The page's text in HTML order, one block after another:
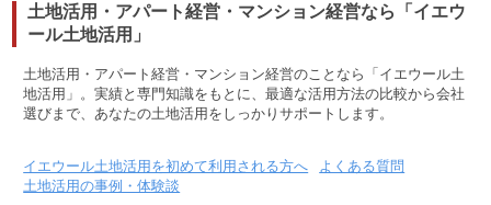
土地活用・アパート経営・マンション経営なら「イエウ
ール土地活用」
土地活用・アパート経営・マンション経営のことなら「イエウール土
地活用」。実績と専門知識をもとに、最適な活用方法の比較から会社
選びまで、あなたの土地活用をしっかりサポートします。
イエウール土地活用を初めて利用される方へ
よくある質問
土地活用の事例・体験談